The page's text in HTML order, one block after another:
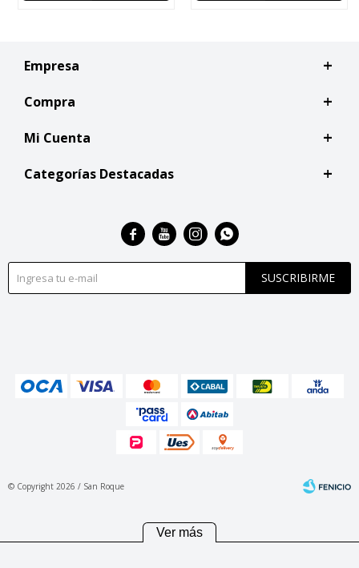
Empresa
Compra
Mi Cuenta
Categorías Destacadas
SUSCRIBIRME
   
© Copyright 2026 / San Roque
Ver más